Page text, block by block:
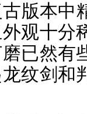
版本中
观十分
已然有
纹剑和